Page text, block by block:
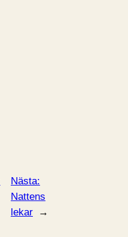
Nästa:
Nattens
lekar
→